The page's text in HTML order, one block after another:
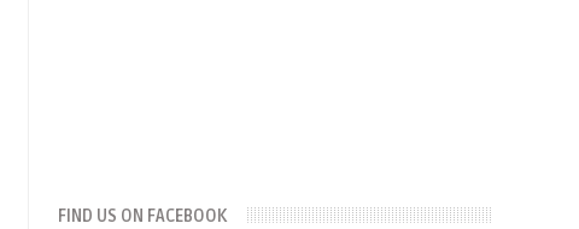
FIND US ON FACEBOOK